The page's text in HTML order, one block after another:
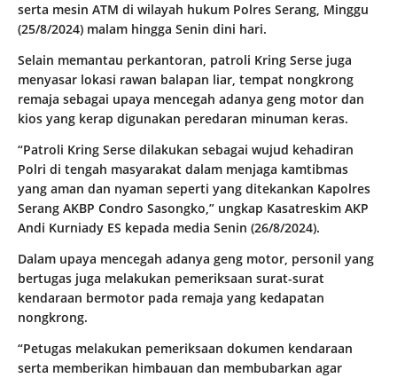
serta mesin ATM di wilayah hukum Polres Serang, Minggu
(25/8/2024) malam hingga Senin dini hari.
Selain memantau perkantoran, patroli Kring Serse juga
menyasar lokasi rawan balapan liar, tempat nongkrong
remaja sebagai upaya mencegah adanya geng motor dan
kios yang kerap digunakan peredaran minuman keras.
“Patroli Kring Serse dilakukan sebagai wujud kehadiran
Polri di tengah masyarakat dalam menjaga kamtibmas
yang aman dan nyaman seperti yang ditekankan Kapolres
Serang AKBP Condro Sasongko,” ungkap Kasatreskim AKP
Andi Kurniady ES kepada media Senin (26/8/2024).
Dalam upaya mencegah adanya geng motor, personil yang
bertugas juga melakukan pemeriksaan surat-surat
kendaraan bermotor pada remaja yang kedapatan
nongkrong.
“Petugas melakukan pemeriksaan dokumen kendaraan
serta memberikan himbauan dan membubarkan agar